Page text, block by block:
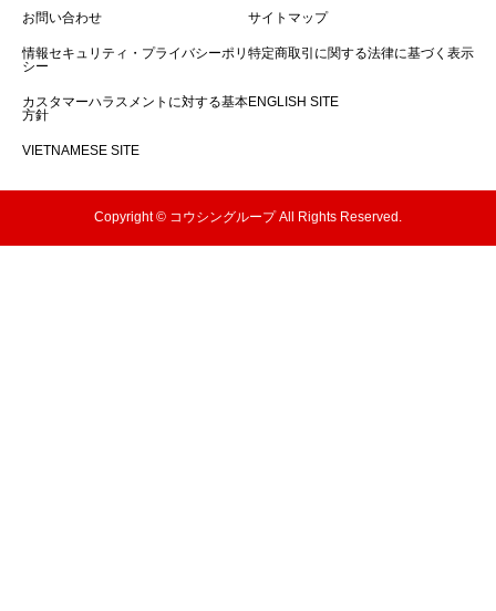
お問い合わせ サイトマップ
情報セキュリティ・プライバシーポリ
シー
特定商取引に関する法律に基づく表示
カスタマーハラスメントに対する基本
方針
ENGLISH SITE
VIETNAMESE SITE
Copyright © コウシングループ All Rights Reserved.